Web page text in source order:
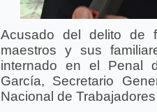
Acusado del delito de
maestros y sus
internado en el Penal
García, Secretario
Nacional de